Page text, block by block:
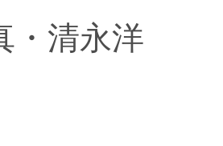
・清永洋